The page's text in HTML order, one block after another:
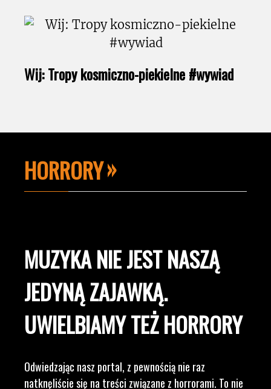
Wij: Tropy kosmiczno-piekielne #wywiad
HORRORY
MUZYKA NIE JEST NASZĄ
JEDYNĄ ZAJAWKĄ.
UWIELBIAMY TEŻ HORRORY
Odwiedzając nasz portal, z pewnością nie raz
natknęliście się na treści związane z horrorami. To nie